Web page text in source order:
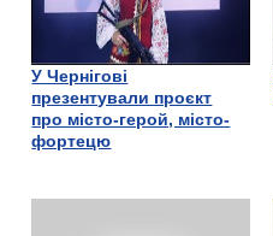
У Чернігові
презентували проєкт
про місто-герой, місто-
фортецю